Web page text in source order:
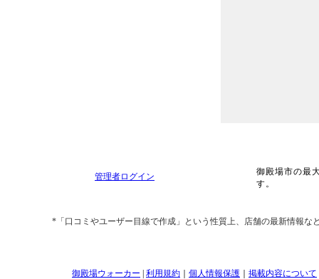
管理者ログイン
御殿場市の最
す。
*「口コミやユーザー目線で作成」という性質上、店舗の最新情報
御殿場ウォーカー 利用規約 個人情報保護 掲載内容について